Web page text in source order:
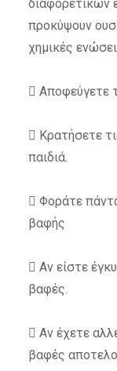
διαφορετικών
προκύψουν
χημικές
 Αποφεύγετε
 Κρατήσετε
παιδιά.
 Φοράτε
βαφής
 Αν είστε
βαφές.
 Αν έχετε
βαφές